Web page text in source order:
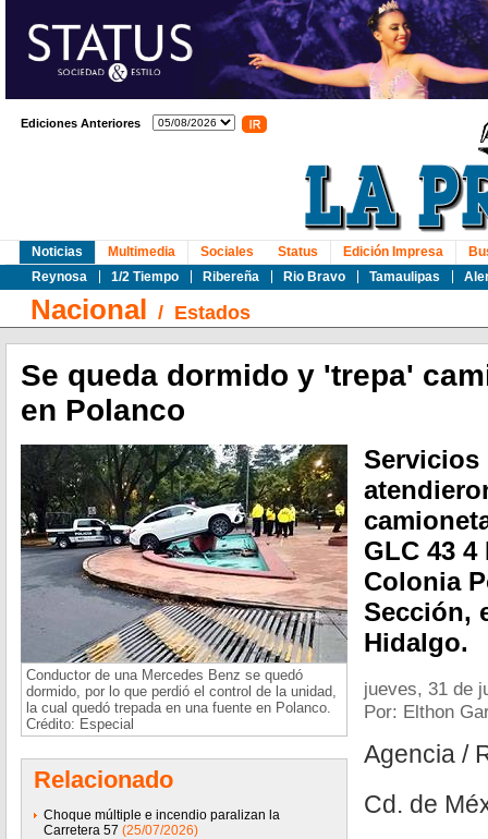
Ediciones Anteriores
Noticias
Reynosa
1/2 Tiempo Ribereña Rio Bravo Tamaulipas
Multimedia Sociales Status Edición Impresa
Nacional / Estados
Se queda dormido y 'trepa'
en Polanco
Conductor de una Mercedes Benz se quedó
dormido, por lo que perdió el control de la unidad,
la cual quedó trepada en una fuente en Polanco.
Crédito: Especial
Relacionado
Choque múltiple e incendio paralizan la
Carretera 57 (25/07/2026)
Servicios
GLC 43
Colonia
Sección,
Hidalgo.
jueves, 31 de
Por: Elthon
Agencia /
Cd. de